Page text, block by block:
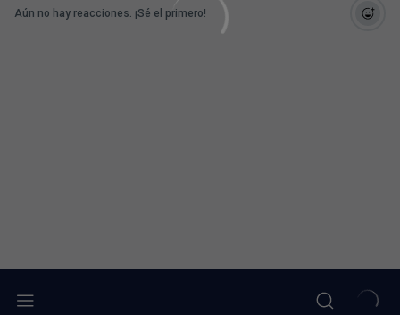
Aún no hay reacciones. ¡Sé el primero!